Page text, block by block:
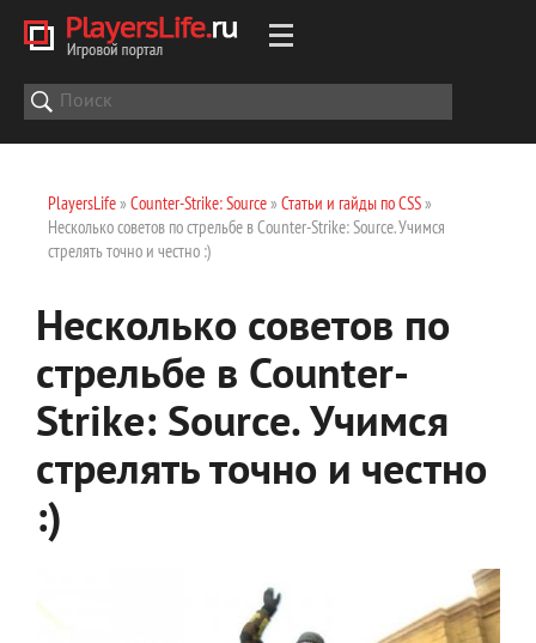
PlayersLife» Counter-Strike: Source» Статьи и гайды по CSS»
Несколько советов по стрельбе в Counter-Strike: Source. Учимся
стрелять точно и честно :)
Несколько советов по
стрельбе в Counter-
Strike: Source. Учимся
стрелять точно и честно
:)